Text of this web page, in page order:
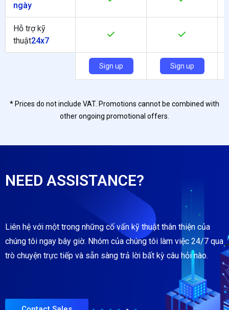
ngày
Hỗ trợ kỹ
thuật24x7
Sign up Sign up
* Prices do not include VAT. Promotions cannot be combined with
other ongoing promotional offers.
NEED ASSISTANCE?
Liên hệ với một trong những cố vấn kỹ thuật thân thiện của
chúng tôi ngay bây giờ. Nhóm của chúng tôi làm việc 24/7 qua
trò chuyện trực tiếp và sẵn sàng trả lời bất kỳ câu hỏi nào.